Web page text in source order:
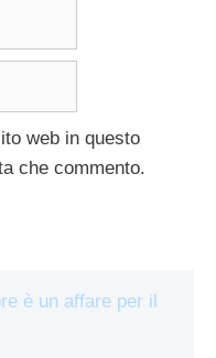
web in questo
che commento.
è un affare per il